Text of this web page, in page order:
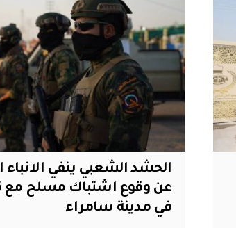
الحشد الشعبي ينفي الانباء
عن وقوع اشتباك مسلح مع
في مدينة سامراء